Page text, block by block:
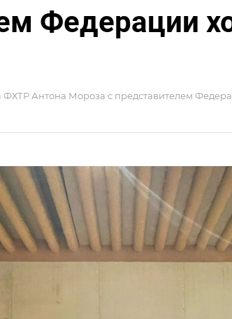
Федерации
Антона Мороза с представителем